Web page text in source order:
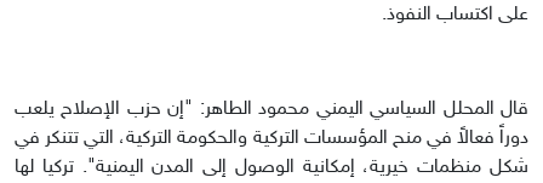
على اكتساب النفوذ.
قال المحلل السياسي اليمني محمود الطاهر: "إن حزب الإصلاح يلعب
دوراً فعالاً في منح المؤسسات التركية والحكومة التركية، التي تتنكر في
شكل منظمات خيرية، إمكانية الوصول إلى المدن اليمنية". تركيا لها